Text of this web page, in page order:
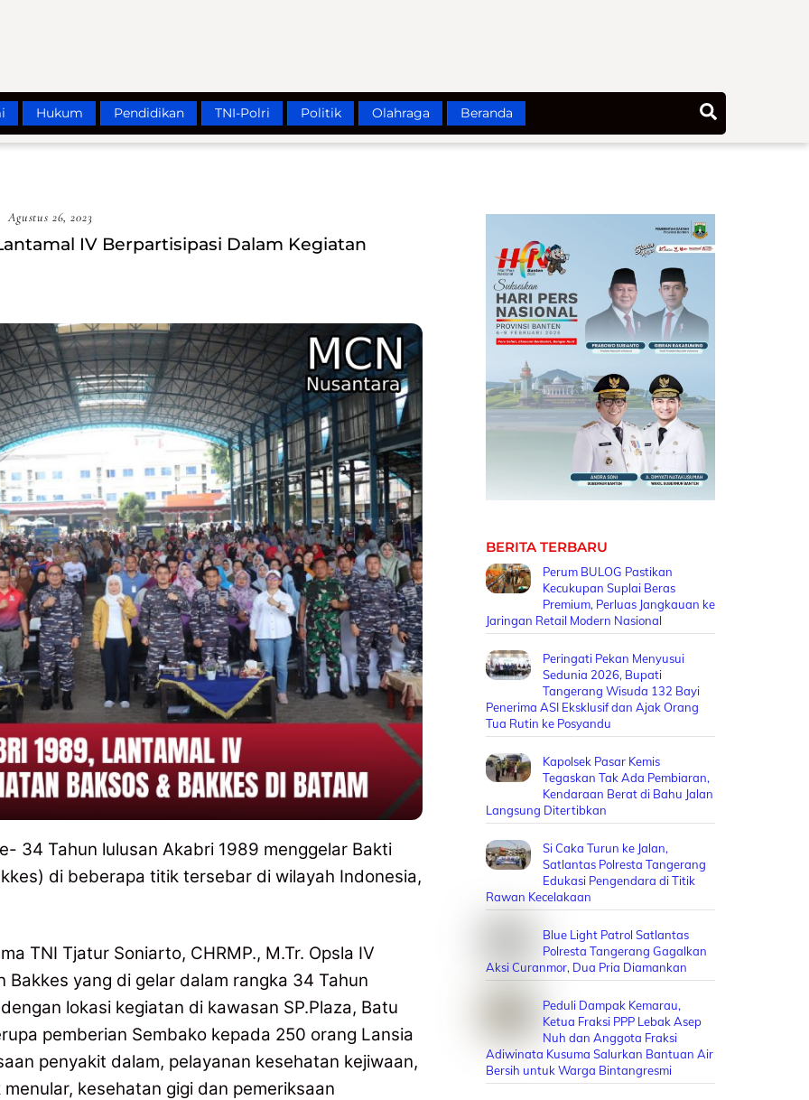
Hukum Pendidikan TNI-Polri Politik Olahraga Beranda
Agustus 26, 2023
IV Berpartisipasi Dalam Kegiatan
34 Tahun lulusan Akabri 1989 menggelar Bakti
di beberapa titik tersebar di wilayah Indonesia,
TNI Tjatur Soniarto, CHRMP., M.Tr. Opsla IV
Bakkes yang di gelar dalam rangka 34 Tahun
lokasi kegiatan di kawasan SP.Plaza, Batu
pemberian Sembako kepada 250 orang Lansia
penyakit dalam, pelayanan kesehatan kejiwaan,
kesehatan gigi dan pemeriksaan
BERITA TERBARU
Perum BULOG Pastikan
Kecukupan Suplai Beras
Premium, Perluas Jangkauan ke
Jaringan Retail Modern Nasional
Peringati Pekan Menyusui
Sedunia 2026, Bupati
Tangerang Wisuda 132 Bayi
Penerima ASI Eksklusif dan Ajak Orang
Tua Rutin ke Posyandu
Kapolsek Pasar Kemis
Tegaskan Tak Ada Pembiaran,
Kendaraan Berat di Bahu Jalan
Langsung Ditertibkan
Si Caka Turun ke Jalan,
Satlantas Polresta Tangerang
Edukasi Pengendara di Titik
Rawan Kecelakaan
Blue Light Patrol Satlantas
Polresta Tangerang Gagalkan
Aksi Curanmor, Dua Pria Diamankan
Peduli Dampak Kemarau,
Ketua Fraksi PPP Lebak Asep
Nuh dan Anggota Fraksi
Adiwinata Kusuma Salurkan Bantuan Air
Bersih untuk Warga Bintangresmi